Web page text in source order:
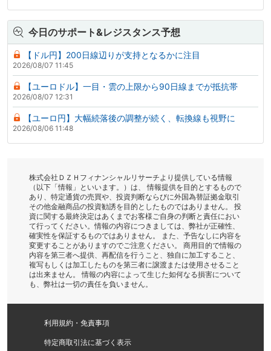
今日のサポート&レジスタンス予想
【ドル円】200日線辺りが支持となるかに注目
2026/08/07 11:45
【ユーロドル】一目・雲の上限から90日線までが抵抗帯
2026/08/07 12:31
【ユーロ円】大幅続落後の調整が続く、転換線も視野に
2026/08/06 11:48
株式会社ＤＺＨフィナンシャルリサーチより提供している情報
（以下「情報」といいます。）は、 情報提供を目的とするもので
あり、特定通貨の売買や、投資判断ならびに外国為替証拠金取引
その他金融商品の投資勧誘を目的としたものではありません。 投
資に関する最終決定はあくまでお客様ご自身の判断と責任におい
て行ってください。情報の内容につきましては、弊社が正確性、
確実性を保証するものではありません。 また、予告なしに内容を
変更することがありますのでご注意ください。 商用目的で情報の
内容を第三者へ提供、再配信を行うこと、独自に加工すること、
複写もしくは加工したものを第三者に譲渡または使用させること
は出来ません。 情報の内容によって生じた如何なる損害について
も、弊社は一切の責任を負いません。
利用規約・免責事項
特定商取引法に基づく表示